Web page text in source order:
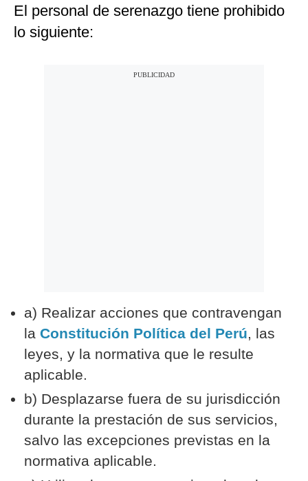
El personal de serenazgo tiene prohibido
lo siguiente:
a) Realizar acciones que contravengan
la Constitución Política del Perú, las
leyes, y la normativa que le resulte
aplicable.
b) Desplazarse fuera de su jurisdicción
durante la prestación de sus servicios,
salvo las excepciones previstas en la
normativa aplicable.